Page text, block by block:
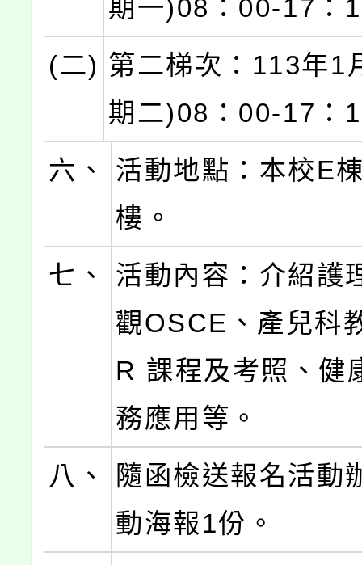
期一)08：00-17：
(二) 第二梯次：113年1
期二)08：00-17：
六、
活動地點：本校E
樓。
七、
活動內容：介紹護
觀OSCE、產兒科
R 課程及考照、健
務應用等。
八、
隨函檢送報名活動
動海報1份。